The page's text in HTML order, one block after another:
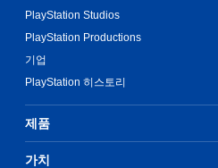
PlayStation Studios
PlayStation Productions
기업
PlayStation 히스토리
제품
가치